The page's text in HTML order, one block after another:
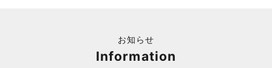
お知らせ
Information